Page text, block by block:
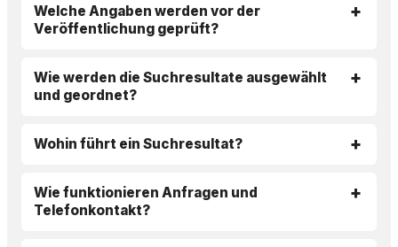
Welche Angaben werden vor der
Veröffentlichung geprüft?
Wie werden die Suchresultate ausgewählt
und geordnet?
Wohin führt ein Suchresultat?
Wie funktionieren Anfragen und
Telefonkontakt?